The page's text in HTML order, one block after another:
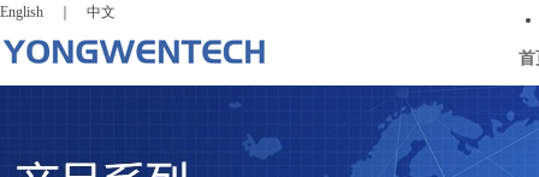
English 中文
首